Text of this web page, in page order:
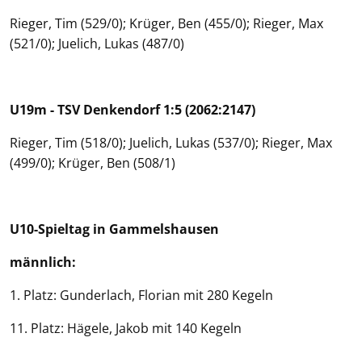
Rieger, Tim (529/0); Krüger, Ben (455/0); Rieger, Max
(521/0); Juelich, Lukas (487/0)
U19m - TSV Denkendorf 1:5 (2062:2147)
Rieger, Tim (518/0); Juelich, Lukas (537/0); Rieger, Max
(499/0); Krüger, Ben (508/1)
U10-Spieltag in Gammelshausen
männlich:
1. Platz: Gunderlach, Florian mit 280 Kegeln
11. Platz: Hägele, Jakob mit 140 Kegeln